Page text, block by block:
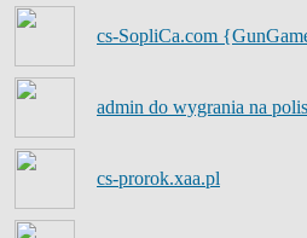
cs-SopliCa.com
admin do wygrania na
cs-prorok.xaa.pl